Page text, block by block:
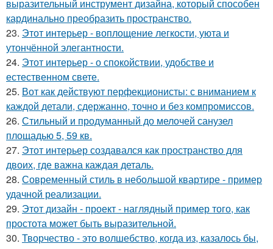
выразительный инструмент дизайна, который способен
кардинально преобразить пространство.
23. Этот интерьер - воплощение легкости, уюта и
утончённой элегантности.
24. Этот интерьер - о спокойствии, удобстве и
естественном свете.
25. Вот как действуют перфекционисты: с вниманием к
каждой детали, сдержанно, точно и без компромиссов.
26. Стильный и продуманный до мелочей санузел
площадью 5, 59 кв.
27. Этот интерьер создавался как пространство для
двоих, где важна каждая деталь.
28. Современный стиль в небольшой квартире - пример
удачной реализации.
29. Этот дизайн - проект - наглядный пример того, как
простота может быть выразительной.
30. Творчество - это волшебство, когда из, казалось бы,